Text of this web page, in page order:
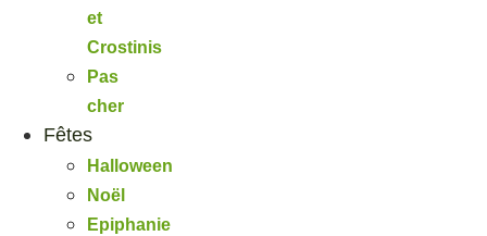
et
Crostinis
Pas
cher
Fêtes
Halloween
Noël
Epiphanie